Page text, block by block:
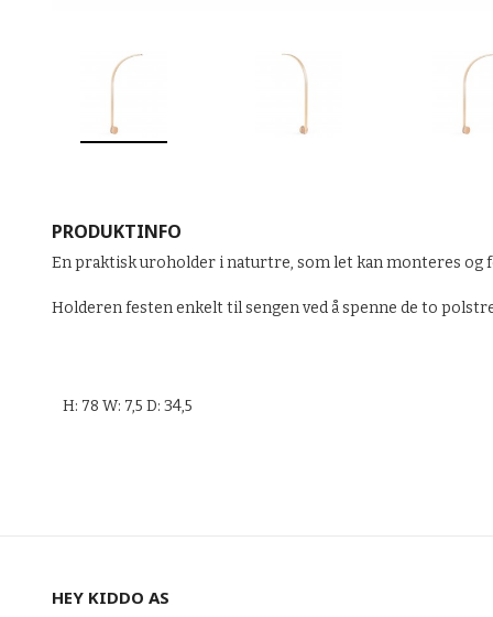
PRODUKTINFO
En praktisk uroholder i naturtre, som let kan monteres og
Holderen festen enkelt til sengen ved å spenne de to
H: 78 W: 7,5 D: 34,5
HEY KIDDO AS